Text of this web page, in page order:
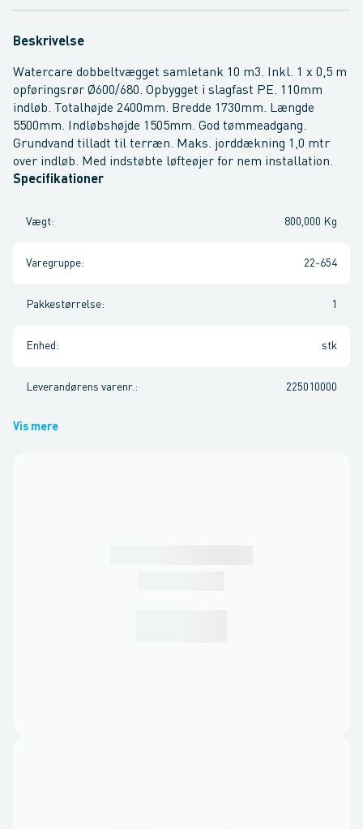
Beskrivelse
Watercare dobbeltvægget samletank 10 m3. Inkl. 1 x 0,5 m
opføringsrør Ø600/680. Opbygget i slagfast PE. 110mm
indløb. Totalhøjde 2400mm. Bredde 1730mm. Længde
5500mm. Indløbshøjde 1505mm. God tømmeadgang.
Grundvand tilladt til terræn. Maks. jorddækning 1,0 mtr
over indløb. Med indstøbte løfteøjer for nem installation.
Specifikationer
Vægt: 800,000 Kg
Varegruppe: 22-654
Pakkestørrelse: 1
Enhed : stk
Leverandørens varenr. : 225010000
Vis mere